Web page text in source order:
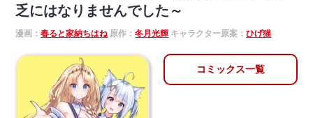
乏にはなりませんでした～
漫画：春ると家納ちはね原作：冬月光輝 キャラクター原案：ひげ猫
コミックス一覧